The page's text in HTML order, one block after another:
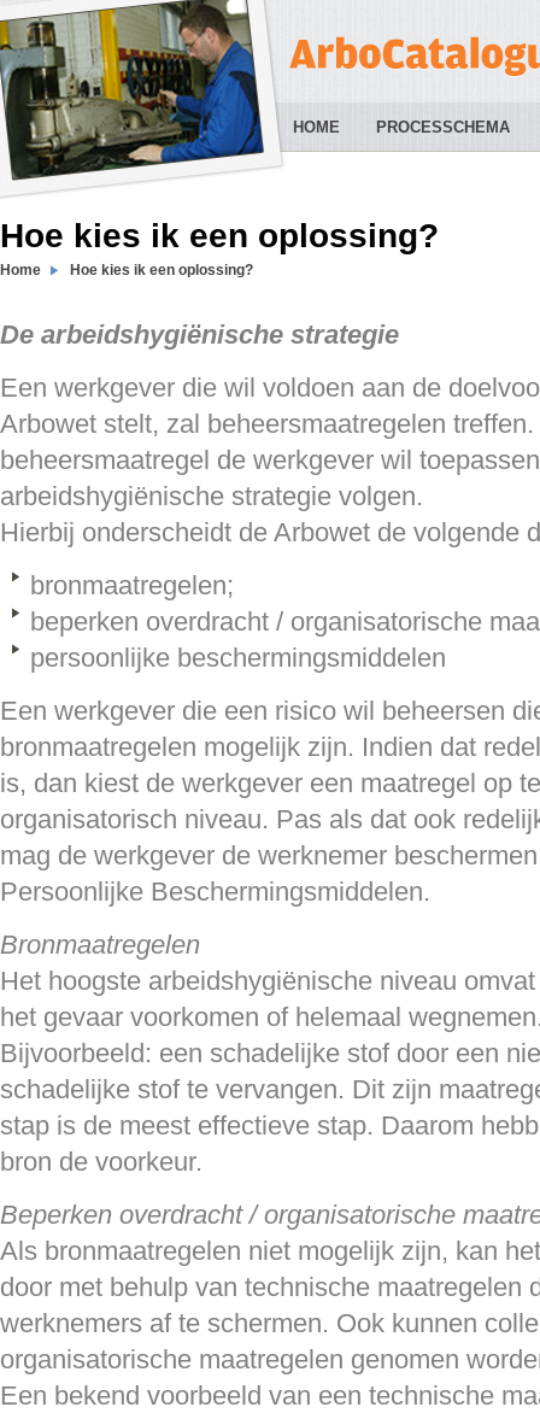
HOME PROCESSCHEMA
Hoe kies ik een oplossing?
Home Hoe kies ik een oplossing?
De arbeidshygiënische strategie
Een werkgever die wil voldoen aan de
Arbowet stelt, zal beheersmaatregelen
beheersmaatregel de werkgever wil
arbeidshygiënische strategie volgen.
Hierbij onderscheidt de Arbowet de volgende
bronmaatregelen;
beperken overdracht / organisatorische
persoonlijke beschermingsmiddelen
Een werkgever die een risico wil beheersen
bronmaatregelen mogelijk zijn. Indien dat
is, dan kiest de werkgever een maatregel op
organisatorisch niveau. Pas als dat ook
mag de werkgever de werknemer
Persoonlijke Beschermingsmiddelen.
Bronmaatregelen
Het hoogste arbeidshygiënische niveau
het gevaar voorkomen of helemaal
Bijvoorbeeld: een schadelijke stof door een
schadelijke stof te vervangen. Dit zijn
stap is de meest effectieve stap. Daarom
bron de voorkeur.
Beperken overdracht / organisatorische
Als bronmaatregelen niet mogelijk zijn, kan
door met behulp van technische maatregelen
werknemers af te schermen. Ook kunnen
organisatorische maatregelen genomen
Een bekend voorbeeld van een technische